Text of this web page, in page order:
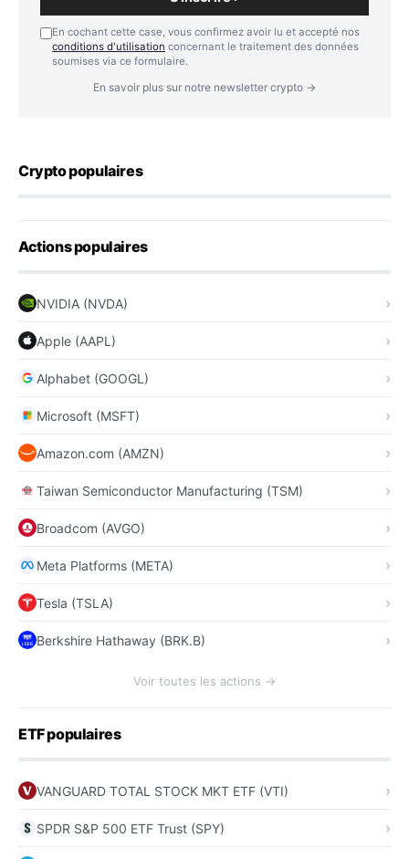
En cochant cette case, vous confirmez avoir lu et accepté nos
conditions d'utilisation concernant le traitement des données
soumises via ce formulaire.
En savoir plus sur notre newsletter crypto →
Crypto populaires
Actions populaires
NVIDIA (NVDA)
Apple (AAPL)
Alphabet (GOOGL)
Microsoft (MSFT)
Amazon.com (AMZN)
Taiwan Semiconductor Manufacturing (TSM)
Broadcom (AVGO)
Meta Platforms (META)
Tesla (TSLA)
Berkshire Hathaway (BRK.B)
Voir toutes les actions →
ETF populaires
VANGUARD TOTAL STOCK MKT ETF (VTI)
SPDR S&P 500 ETF Trust (SPY)